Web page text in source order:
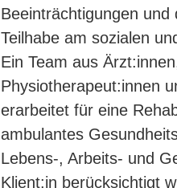
Beeinträchtigungen
Teilhabe am sozialen
Ein Team aus
Physiotherapeut:innen
erarbeitet für eine
ambulantes
Lebens-, Arbeits- und
Klient:in berücksichtigt